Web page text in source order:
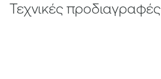
Τεχνικές προδιαγραφές